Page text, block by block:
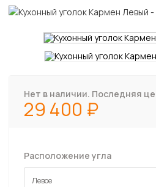
Нет в наличии. Последняя
29 400
Расположение угла
Левое